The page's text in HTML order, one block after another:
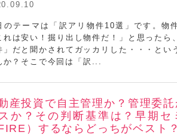
健ミニセミナー
のテーマは「訳アリ物件10選」です。物
れは安い！掘り出し物件だ！」と思ったら
」だと聞かされてガッカリした・・・とい
か？そこで今回は「訳...
産投資で自主管理か？管理委託
か？その判断基準は？早期セ
FIRE）するならどっちがベスト？